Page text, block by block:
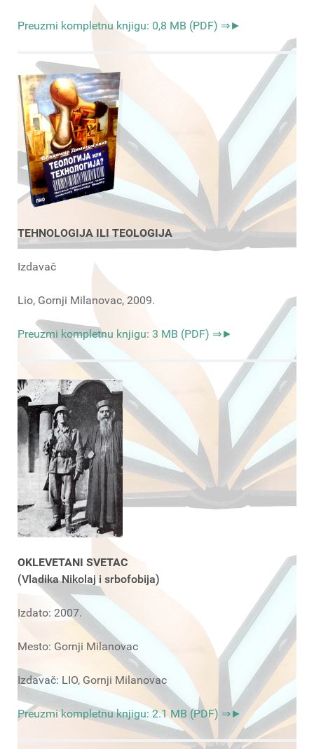
Preuzmi kompletnu knjigu: 0,8 MB (PDF) ⇒►
TEHNOLOGIJA ILI TEOLOGIJA
Izdavač
Lio, Gornji Milanovac, 2009.
Preuzmi kompletnu knjigu: 3 MB (PDF) ⇒►
OKLEVETANI SVETAC
(Vladika Nikolaj i srbofobija)
Izdato: 2007.
Mesto: Gornji Milanovac
Izdavač: LIO, Gornji Milanovac
Preuzmi kompletnu knjigu: 2.1 MB (PDF) ⇒►